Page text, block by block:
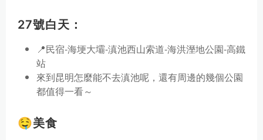
27號白天：
📍民宿-海埂大壩-滇池西山索道-海洪溼地公園-高鐵
站
來到昆明怎麼能不去滇池呢，還有周邊的幾個公園
都值得一看～
🤤美食